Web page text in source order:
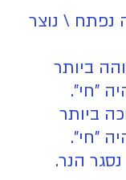
נפתח \ נוצר
ביותר
"חי".
ביותר
"חי".
הנר.